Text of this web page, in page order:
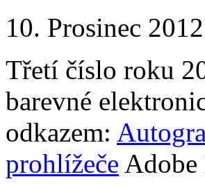
10. Prosinec
Třetí číslo roku
barevné
odkazem:
prohlížeče Adobe